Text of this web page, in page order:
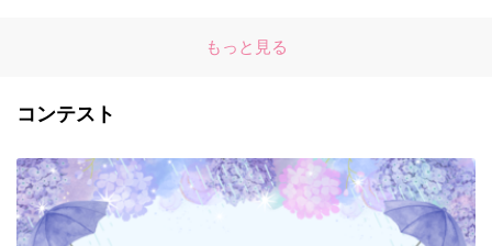
もっと見る
コンテスト